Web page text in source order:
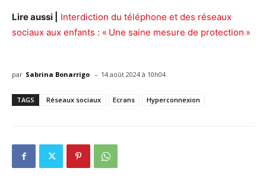
Lire aussi |
Interdiction du téléphone et des réseaux
sociaux aux enfants : « Une saine mesure de protection »
par Sabrina Bonarrigo - 14 août 2024 à 10h04
TAGS Réseaux sociaux Ecrans Hyperconnexion